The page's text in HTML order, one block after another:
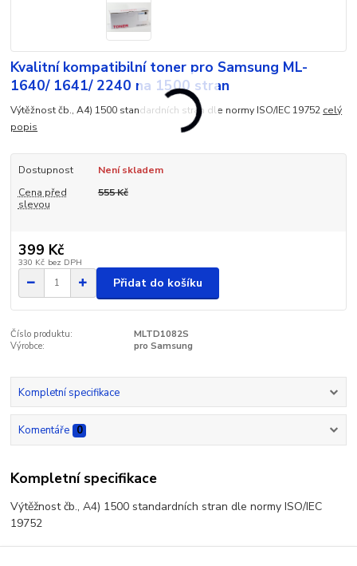
Kvalitní kompatibilní toner pro Samsung ML-
1640/ 1641/ 2240 na 1500 stran
Výtěžnost čb., A4) 1500 standardních stran dle normy ISO/IEC 19752 celý
popis
Dostupnost
Není skladem
Cena před
slevou
555 Kč
399 Kč
330 Kč bez DPH
Přidat do košíku
Číslo produktu:
MLTD1082S
Výrobce:
pro Samsung
Kompletní specifikace
Komentáře 0
Kompletní specifikace
Výtěžnost čb., A4) 1500 standardních stran dle normy ISO/IEC
19752